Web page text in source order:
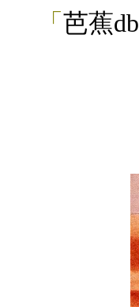
「 芭蕉db